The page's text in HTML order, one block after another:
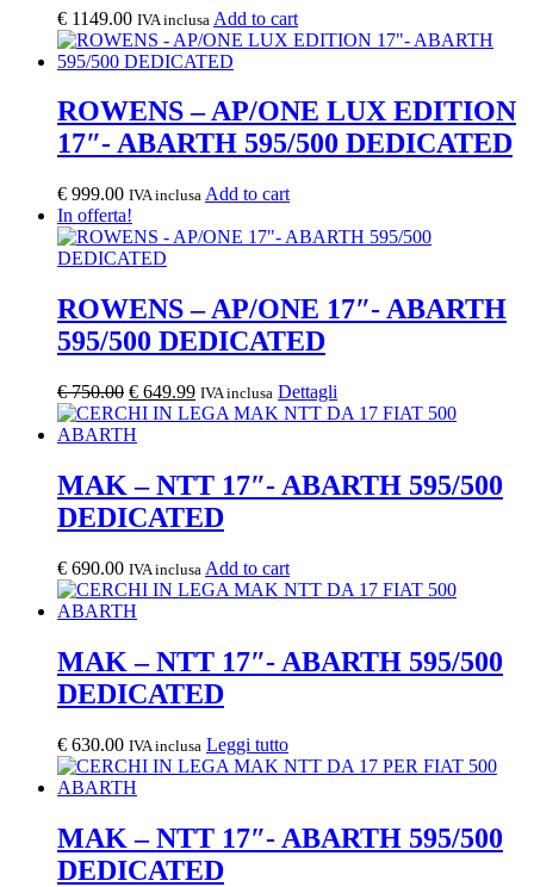
€ 1149.00 IVA inclusa Add to cart
ROWENS – AP/ONE LUX EDITION
17″- ABARTH 595/500 DEDICATED
€ 999.00 IVA inclusa Add to cart
In offerta!
ROWENS – AP/ONE 17″- ABARTH
595/500 DEDICATED
€750.00 Il
prezzo
originale
€ 750.00.
€ 649.99Il
prezzo
€ 649.99.
IVA inclusa Dettagli
prodotto
varianti.
Le
scelte
nella
del
prodotto
MAK – NTT 17″- ABARTH 595/500
DEDICATED
€ 690.00 IVA inclusa Add to cart
MAK – NTT 17″- ABARTH 595/500
DEDICATED
€ 630.00 IVA inclusa Leggi tutto
MAK – NTT 17″- ABARTH 595/500
DEDICATED